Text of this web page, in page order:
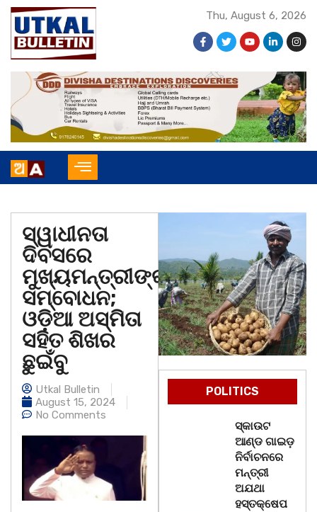
Thu, August 6, 2026
ସ୍ୱାଧୀନତା
ଦିବସରେ
ମୁଖ୍ୟମନ୍ତ୍ରୀଙ୍କ
ସମ୍ବୋଧନ;
ଓଡ଼ିଆ ଅସ୍ମିତା
ସହିତ ଶିଖର
ଛୁଇଁବୁ
Utkal Bulletin
August 15, 2024
No Comments
POLITICS
ସ୍କାଉଟ
ଆଣ୍ଡ ଗାଇଡ଼
ନିର୍ବାଚନରେ
ମନ୍ତ୍ରୀ
ଅଯଥା
ହସ୍ତକ୍ଷେପ